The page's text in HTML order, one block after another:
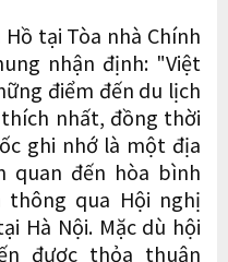
tại Tòa nhà Chính
nhận định: "Việt
điểm đến du lịch
nhất, đồng thời
ghi nhớ là một địa
quan đến hòa bình
thông qua Hội nghị
Hà Nội. Mặc dù hội
được thỏa thuận